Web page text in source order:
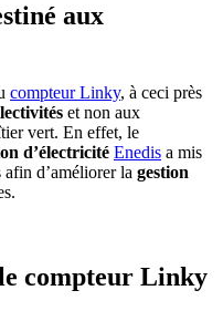
aux
compteur Linky, à ceci près
et non aux
vert. En effet, le
d’électricité Enedis a mis
d’améliorer la gestion
compteur Linky